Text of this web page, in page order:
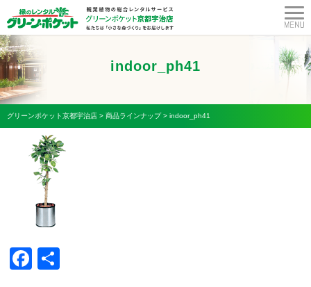
indoor_ph41
グリーンポケット京都宇治店 > 商品ラインナップ> indoor_ph41
Facebook